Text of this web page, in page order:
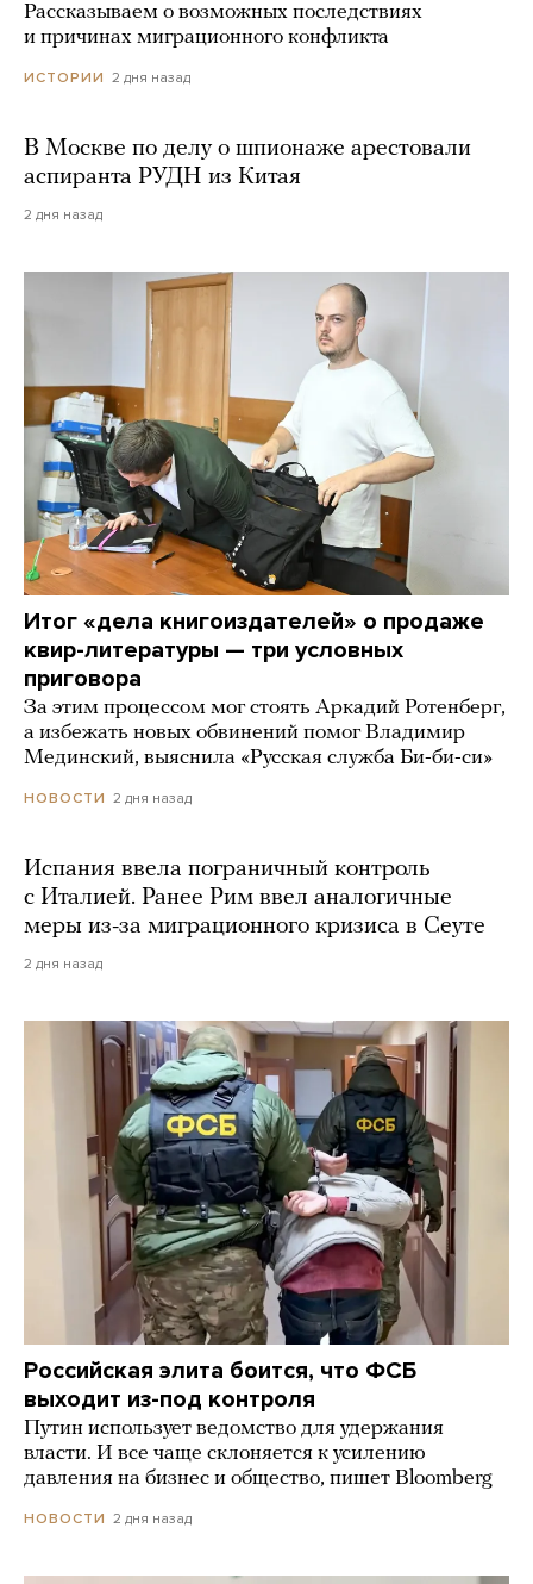
Рассказываем о возможных последствиях
и причинах миграционного конфликта
ИСТОРИИ 2 дня назад
В Москве по делу о шпионаже арестовали
аспиранта РУДН из Китая
2 дня назад
Итог «дела книгоиздателей» о продаже
квир-литературы — три условных
приговора
За этим процессом мог стоять Аркадий Ротенберг,
а избежать новых обвинений помог Владимир
Мединский, выяснила «Русская служба Би-би-си»
НОВОСТИ 2 дня назад
Испания ввела пограничный контроль
с Италией. Ранее Рим ввел аналогичные
меры из-за миграционного кризиса в Сеуте
2 дня назад
Российская элита боится, что ФСБ
выходит из-под контроля
Путин использует ведомство для удержания
власти. И все чаще склоняется к усилению
давления на бизнес и общество, пишет Bloomberg
НОВОСТИ 2 дня назад